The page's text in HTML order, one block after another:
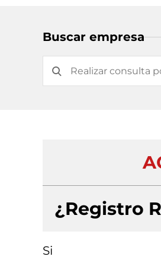
Buscar empresa
¿Registro
Si